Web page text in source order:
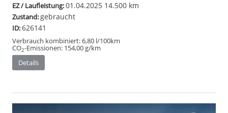
EZ / Laufleistung:01.04.2025 14.500 km
Zustand:gebraucht
ID:626141
Verbrauch kombiniert:6,80 l/100km
CO2-Emissionen: 154,00 g/km
Details